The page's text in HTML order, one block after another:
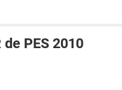
PES 2010